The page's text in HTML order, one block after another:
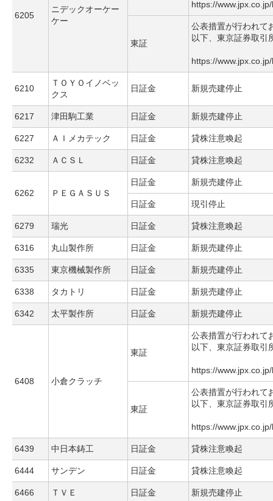
6205
ニデックオーケー
ケー
https://
東証
公表措置が行われて
以下、東京証券取引
https://
6210
ＴＯＹＯイノベッ
クス
日証金 新規売建停止
6217 津田駒工業 日証金 新規売建停止
6227 ＡＩメカテック 日証金 貸株注意喚起
6232 ＡＣＳＬ 日証金 貸株注意喚起
6262 ＰＥＧＡＳＵＳ
日証金 新規売建停止
日証金 現引停止
6279 瑞光 日証金 貸株注意喚起
6316 丸山製作所 日証金 新規売建停止
6335 東京機械製作所 日証金 新規売建停止
6338 タカトリ 日証金 新規売建停止
6342 太平製作所 日証金 新規売建停止
6408 小倉クラッチ
東証
公表措置が行われて
以下、東京証券取引
https://
東証
公表措置が行われて
以下、東京証券取引
https://
6439 中日本鋳工 日証金 貸株注意喚起
6444 サンデン 日証金 貸株注意喚起
6466 ＴＶＥ 日証金 新規売建停止